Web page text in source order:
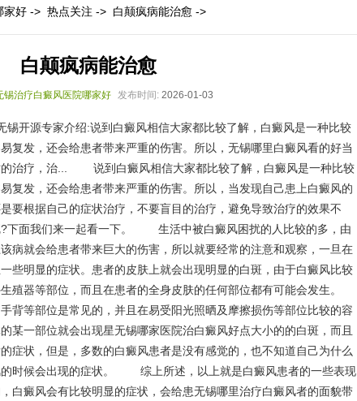
家好 -> 热点关注 -> 白颠疯病能治愈 ->
白颠疯病能治愈
锡治疗白癜风医院哪家好 发布时间: 2026-01-03
锡开源专家介绍:说到白癜风相信大家都比较了解，白癜风是一种比较
复发，还会给患者带来严重的伤害。所以， 无锡哪里白癜风看的好当
的治疗，治... 说到白癜风相信大家都比较了解，白癜风是一种比较
复发，还会给患者带来严重的伤害。所以，当发现自己患上白癜风的
要根据自己的症状治疗，不要盲目的治疗，避免导致治疗的效果不
?下面我们来一起看一下。 生活中被白癜风困扰的人比较的多，由
病就会给患者带来巨大的伤害，所以就要经常的注意和观察，一旦在
些明显的症状。患者的皮肤上就会出现明显的白斑，由于白癜风比较
殖器等部位，而且在患者的全身皮肤的任何部位都有可能会发生。
等部位是常见的，并且在易受阳光照晒及摩擦损伤等部位比较的容
某一部位就会出现星无锡哪家医院治白癜风好点大小的的白斑，而且
症状，但是，多数的白癜风患者是没有感觉的，也不知道自己为什么
的时候会出现的症状。 综上所述，以上就是白癜风患者的一些表现
白癜风会有比较明显的症状，会给患无锡哪里治疗白癜风者的面貌带